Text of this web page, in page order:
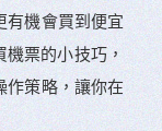
有機會買到便宜
票的小技巧，
作策略，讓你在